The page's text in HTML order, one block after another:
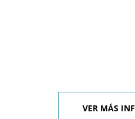
VER MÁS